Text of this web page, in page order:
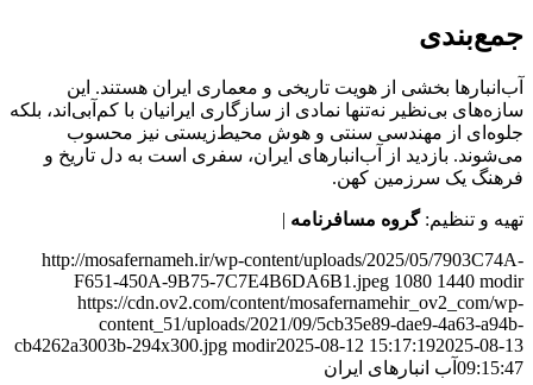
جمع‌بندی
آب‌انبارها بخشی از هویت تاریخی و معماری ایران هستند. این
سازه‌های بی‌نظیر نه‌تنها نمادی از سازگاری ایرانیان با کم‌آبی‌اند، بلکه
جلوه‌ای از مهندسی سنتی و هوش محیط‌زیستی نیز محسوب
می‌شوند. بازدید از آب‌انبارهای ایران، سفری است به دل تاریخ و
فرهنگ یک سرزمین کهن.
تهیه و تنظیم:گروه مسافرنامه |
http://mosafernameh.ir/wp-content/uploads/2025/05/7903C74A-
F651-450A-9B75-7C7E4B6DA6B1.jpeg 1080 1440 modir
https://cdn.ov2.com/content/mosafernamehir_ov2_com/wp-
content_51/uploads/2021/09/5cb35e89-dae9-4a63-a94b-
cb4262a3003b-294x300.jpg modir2025-08-12 15:17:192025-08-13
09:15:47 آب انبارهای ایران